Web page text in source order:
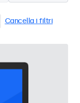
Cancella i filtri